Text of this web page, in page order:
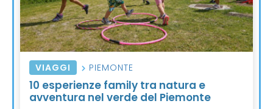
VIAGGI PIEMONTE
10 esperienze family tra natura e
avventura nel verde del Piemonte